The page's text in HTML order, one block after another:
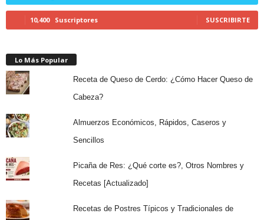
10,400 Suscriptores SUSCRIBIRTE
Lo Más Popular
Receta de Queso de Cerdo: ¿Cómo Hacer Queso de
Cabeza?
Almuerzos Económicos, Rápidos, Caseros y
Sencillos
Picaña de Res: ¿Qué corte es?, Otros Nombres y
Recetas [Actualizado]
Recetas de Postres Típicos y Tradicionales de